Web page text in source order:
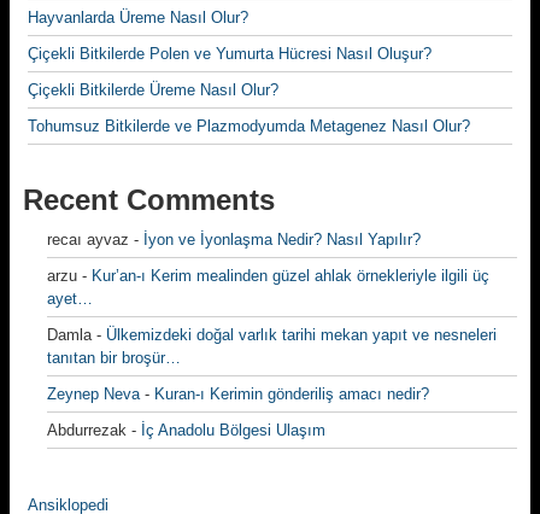
Hayvanlarda Üreme Nasıl Olur?
Çiçekli Bitkilerde Polen ve Yumurta Hücresi Nasıl Oluşur?
Çiçekli Bitkilerde Üreme Nasıl Olur?
Tohumsuz Bitkilerde ve Plazmodyumda Metagenez Nasıl Olur?
Recent Comments
recaı ayvaz - İyon ve İyonlaşma Nedir? Nasıl Yapılır?
arzu - Kur’an-ı Kerim mealinden güzel ahlak örnekleriyle ilgili üç
ayet…
Damla- Ülkemizdeki doğal varlık tarihi mekan yapıt ve nesneleri
tanıtan bir broşür…
Zeynep Neva- Kuran-ı Kerimin gönderiliş amacı nedir?
Abdurrezak - İç Anadolu Bölgesi Ulaşım
Ansiklopedi